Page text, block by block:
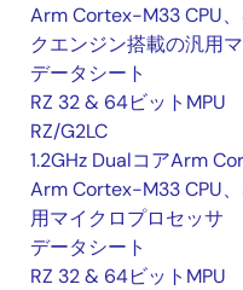
Arm Cortex-M33 CPU
クエンジン搭載の汎用
データシート
RZ 32 & 64ビットMPU
RZ/G2LC
1.2GHz DualコアArm
Arm Cortex-M33 CPU
用マイクロプロセッサ
データシート
RZ 32 & 64ビットMPU